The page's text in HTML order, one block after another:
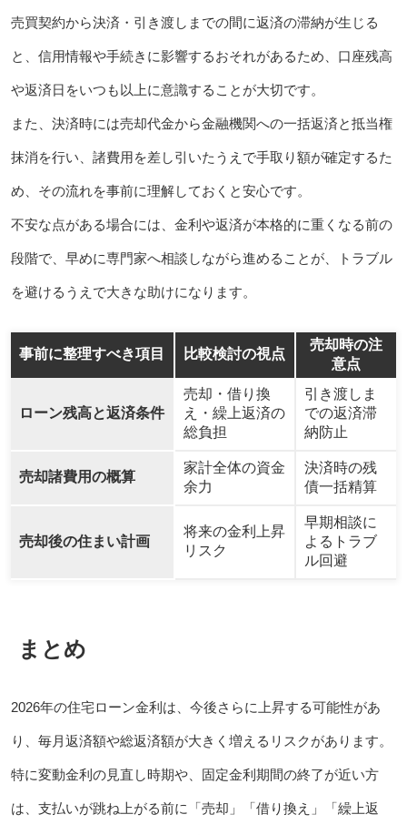
売買契約から決済・引き渡しまでの間に返済の滞納が生じる
と、信用情報や手続きに影響するおそれがあるため、口座残高
や返済日をいつも以上に意識することが大切です。
また、決済時には売却代金から金融機関への一括返済と抵当権
抹消を行い、諸費用を差し引いたうえで手取り額が確定するた
め、その流れを事前に理解しておくと安心です。
不安な点がある場合には、金利や返済が本格的に重くなる前の
段階で、早めに専門家へ相談しながら進めることが、トラブル
を避けるうえで大きな助けになります。
事前に整理すべき項目 比較検討の視点
売却時の注
意点
ローン残高と返済条件
売却・借り換
え・繰上返済の
総負担
引き渡しま
での返済滞
納防止
売却諸費用の概算
家計全体の資金
余力
決済時の残
債一括精算
売却後の住まい計画
将来の金利上昇
リスク
早期相談に
よるトラブ
ル回避
まとめ
2026年の住宅ローン金利は、今後さらに上昇する可能性があ
り、毎月返済額や総返済額が大きく増えるリスクがあります。
特に変動金利の見直し時期や、固定金利期間の終了が近い方
は、支払いが跳ね上がる前に「売却」「借り換え」「繰上返